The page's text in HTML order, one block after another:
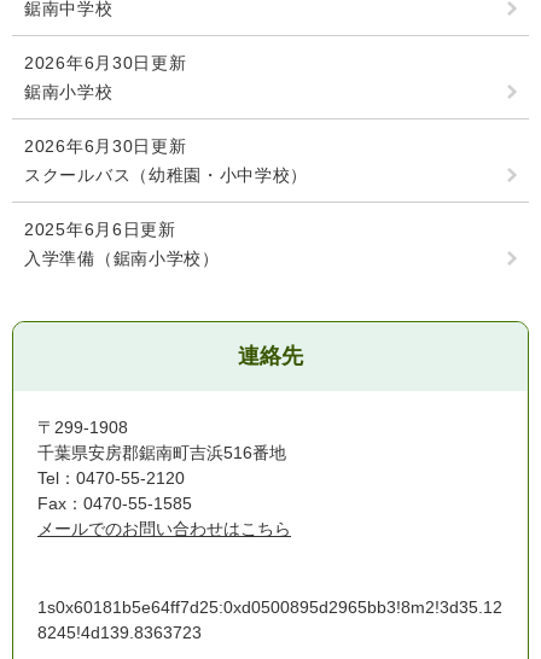
鋸南中学校
2026年6月30日更新
鋸南小学校
2026年6月30日更新
スクールバス（幼稚園・小中学校）
2025年6月6日更新
入学準備（鋸南小学校）
連絡先
〒299-1908
千葉県安房郡鋸南町吉浜516番地
Tel：0470-55-2120
Fax：0470-55-1585
メールでのお問い合わせはこちら
1s0x60181b5e64ff7d25:0xd0500895d2965bb3!8m2!3d35.12
8245!4d139.8363723